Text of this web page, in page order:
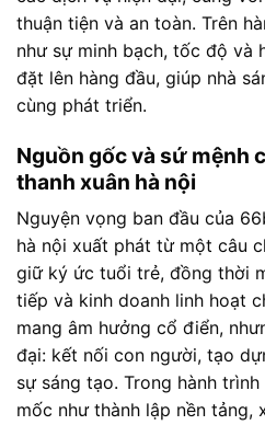
thuận tiện và an toàn. Trên
như sự minh bạch, tốc độ và
đặt lên hàng đầu, giúp nhà
cùng phát triển.
Nguồn gốc và sứ mệnh
thanh xuân hà nội
Nguyện vọng ban đầu của
hà nội xuất phát từ một câu
giữ ký ức tuổi trẻ, đồng thời
tiếp và kinh doanh linh hoạt
mang âm hưởng cổ điển,
đại: kết nối con người, tạo
sự sáng tạo. Trong hành
mốc như thành lập nền tảng,